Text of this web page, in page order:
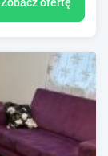
Zobacz ofertę